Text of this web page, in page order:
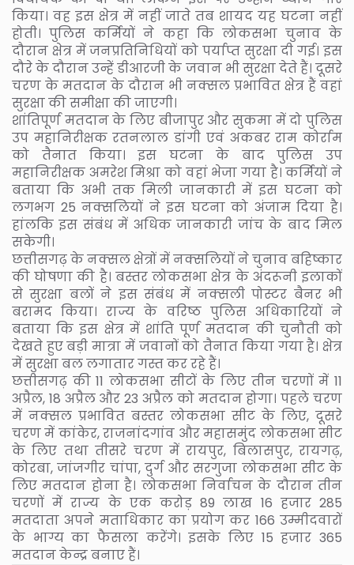
किया। वह इस क्षेत्र में नहीं जाते तब शायद यह घटना नहीं
होती। पुलिस कर्मियों ने कहा कि लोकसभा चुनाव के
दौरान क्षेत्र में जनप्रतिनिधियों को पर्याप्त सुरक्षा दी गई। इस
दौरे के दौरान उन्हें डीआरजी के जवान भी सुरक्षा देते हैं। दूसरे
चरण के मतदान के दौरान भी नक्सल प्रभावित क्षेत्र हैं वहां
सुरक्षा की समीक्षा की जाएगी।
शांतिपूर्ण मतदान के लिए बीजापुर और सुकमा में दो पुलिस
उप महानिरीक्षक रतनलाल डांगी एवं अकबर राम कोर्राम
को तैनात किया। इस घटना के बाद पुलिस उप
महानिरीक्षक अमरेश मिश्रा को वहां भेजा गया है। कर्मियों ने
बताया कि अभी तक मिली जानकारी में इस घटना को
लगभग 25 नक्सलियों ने इस घटना को अंजाम दिया है।
हांलकि इस संबंध में अधिक जानकारी जांच के बाद मिल
सकेगी।
छत्तीसगढ़ के नक्सल क्षेत्रों में नक्सलियों ने चुनाव बहिष्कार
की घोषणा की है। बस्तर लोकसभा क्षेत्र के अंदरूनी इलाकों
से सुरक्षा बलों ने इस संबंध में नक्सली पोस्टर बैनर भी
बरामद किया। राज्य के वरिष्ठ पुलिस अधिकारियों ने
बताया कि इस क्षेत्र में शांति पूर्ण मतदान की चुनौती को
देखते हुए बड़ी मात्रा में जवानों को तैनात किया गया है। क्षेत्र
में सुरक्षा बल लगातार गस्त कर रहे हैं।
छत्तीसगढ़ की 11 लोकसभा सीटों के लिए तीन चरणों में 11
अप्रैल, 18 अप्रैल और 23 अप्रैल को मतदान होगा। पहले चरण
में नक्सल प्रभावित बस्तर लोकसभा सीट के लिए, दूसरे
चरण में कांकेर, राजनांदगांव और महासमुंद लोकसभा सीट
के लिए तथा तीसरे चरण में रायपुर, बिलासपुर, रायगढ़,
कोरबा, जांजगीर चांपा, दुर्ग और सरगुजा लोकसभा सीट के
लिए मतदान होना है। लोकसभा निर्वाचन के दौरान तीन
चरणों में राज्य के एक करोड़ 89 लाख 16 हजार 285
मतदाता अपने मताधिकार का प्रयोग कर 166 उम्मीदवारों
के भाग्य का फैसला करेंगे। इसके लिए 15 हजार 365
मतदान केन्द्र बनाए हैं।